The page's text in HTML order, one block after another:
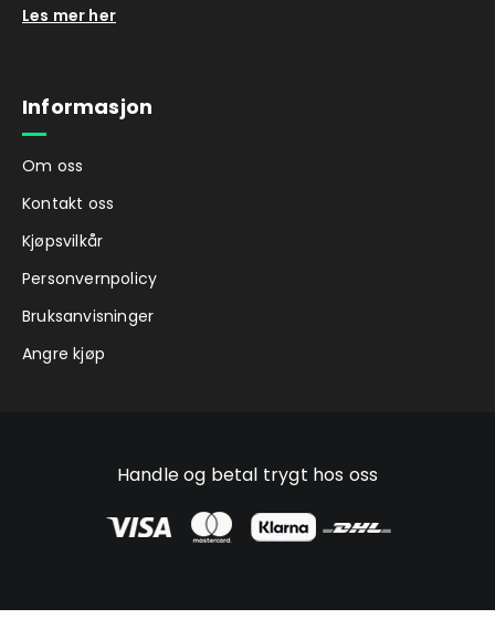
Les mer her
Informasjon
Om oss
Kontakt oss
Kjøpsvilkår
Personvernpolicy
Bruksanvisninger
Angre kjøp
Handle og betal trygt hos oss